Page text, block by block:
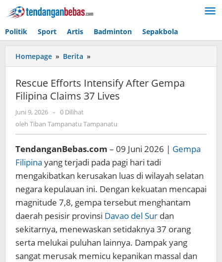
Lewati
ke
Politik Sport Artis Badminton Sepakbola
Homepage » Berita »
Efforts
Intensify
After
Gempa
37
Rescue Efforts Intensify After Gempa
Filipina Claims 37 Lives
Juni 9, 2026 oleh
Tiban
Tampanatu
- 0 Dilihat
oleh Tiban Tampanatu Tampanatu
TendanganBebas.com – 09 Juni 2026 | Gempa
Filipina yang terjadi pada pagi hari tadi
mengakibatkan kerusakan luas di wilayah selatan
negara kepulauan ini. Dengan kekuatan mencapai
magnitude 7,8, gempa tersebut menghantam
daerah pesisir provinsi Davao del Sur dan
sekitarnya, menewaskan setidaknya 37 orang
serta melukai puluhan lainnya. Dampak yang
sangat merusak memicu kepanikan massal dan